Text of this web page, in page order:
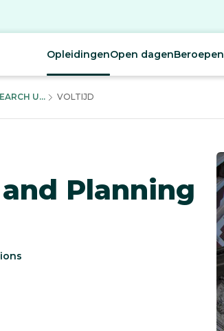
OpleidingenOpen dagenBeroepen
U... VOLTIJD
Planning